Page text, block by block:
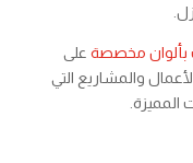
بألوان مخصصةعلى
والمشاريع التي
المميزة.